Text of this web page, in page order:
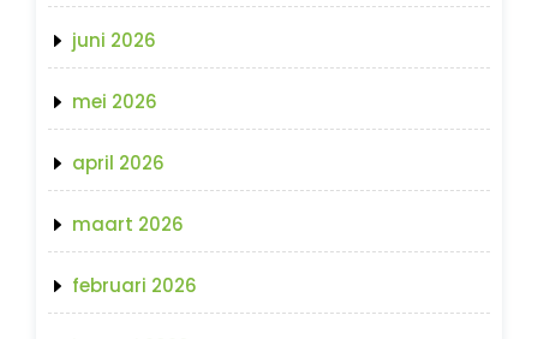
juni 2026
mei 2026
april 2026
maart 2026
februari 2026